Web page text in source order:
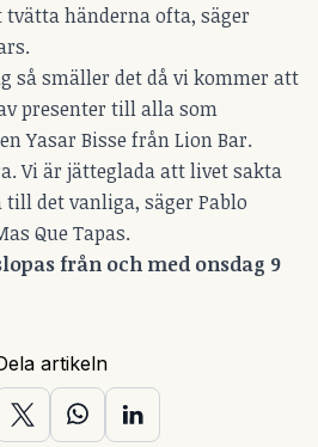
händerna ofta, säger
så smäller det då vi kommer att
presenter till alla som
Yasar Bisse från Lion Bar.
Vi är jätteglada att livet sakta
det vanliga, säger Pablo
Que Tapas.
från och med onsdag 9
artikeln